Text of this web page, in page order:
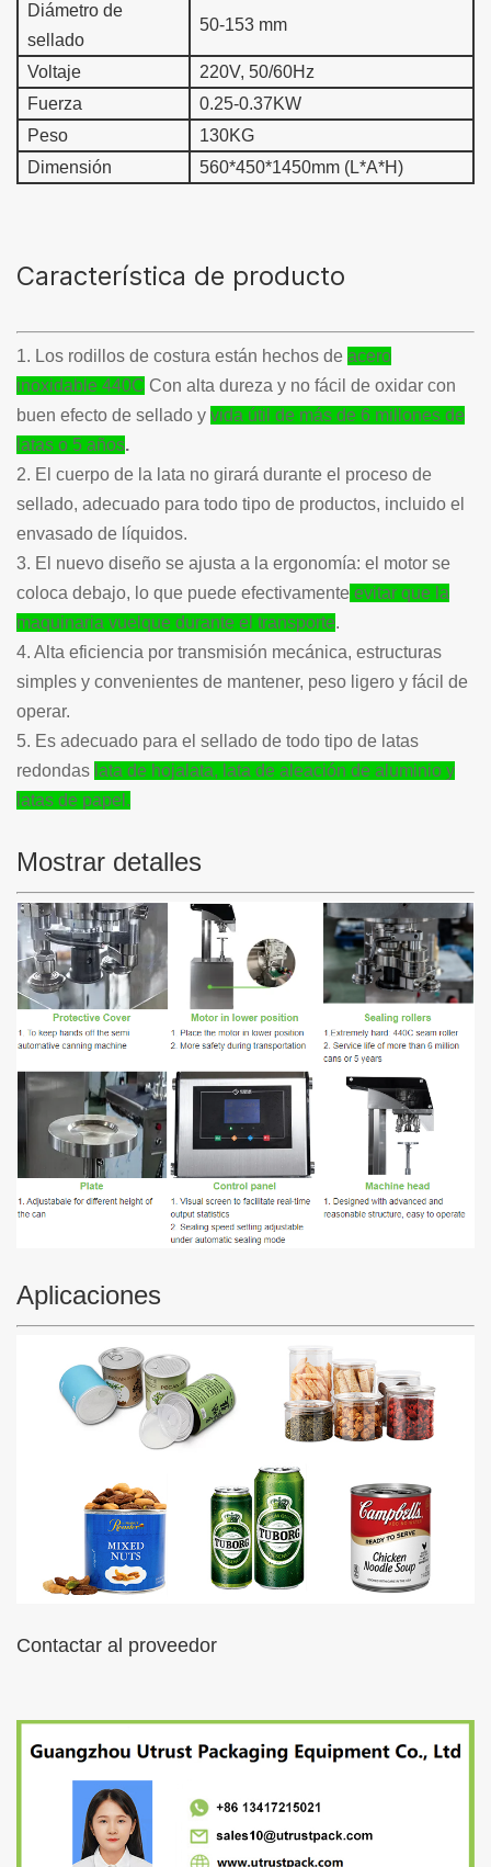
Diámetro de
sellado
50-153 mm
Voltaje
220V, 50/60Hz
Fuerza
0.25-0.37KW
Peso
130KG
Dimensión
560*450*1450mm (L*A*H)
Característica de producto
1. Los rodillos de costura están hechos de acero
inoxidable 440C Con alta dureza y no fácil de oxidar con
buen efecto de sellado y vida útil de más de 6 millones de
latas o 5 años.
2. El cuerpo de la lata no girará durante el proceso de
sellado, adecuado para todo tipo de productos, incluido el
envasado de líquidos.
3. El nuevo diseño se ajusta a la ergonomía: el motor se
coloca debajo, lo que puede efectivamente evitar que la
maquinaria vuelque durante el transporte.
4. Alta eficiencia por transmisión mecánica, estructuras
simples y convenientes de mantener, peso ligero y fácil de
operar.
5. Es adecuado para el sellado de todo tipo de latas
redondas lata de hojalata, lata de aleación de aluminio y
latas de papel.
Mostrar detalles
Aplicaciones
Contactar al proveedor